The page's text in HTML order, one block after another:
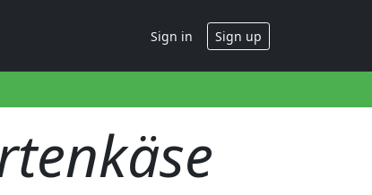
Sign in Sign up